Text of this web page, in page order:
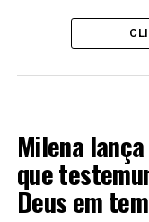
Milena
que
Deus em